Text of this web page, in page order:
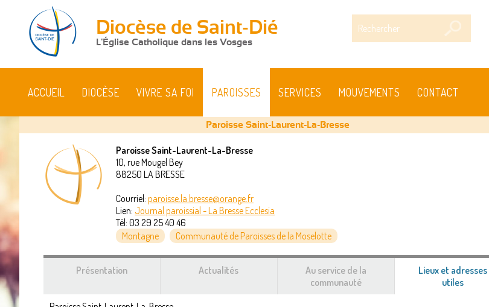
Diocèse de Saint-Dié
L'Église Catholique dans les Vosges
ACCUEIL DIOCÈSE VIVRE SA FOI PAROISSES SERVICES MOUVEMENTS CONTACT
Vous
êtes
Paroisse Saint-Laurent-La-Bresse
Paroisse Saint-Laurent-La-Bresse
10, rue Mougel Bey
88250 LA BRESSE
Courriel: paroisse.la.bresse@orange.fr
Lien: Journal paroissial - La Bresse Ecclesia
Tél: 03 29 25 40 46
Montagne
Communauté de Paroisses de la Moselotte
Présentation Actualités
Au service de la
communauté
Lieux et adresses
utiles